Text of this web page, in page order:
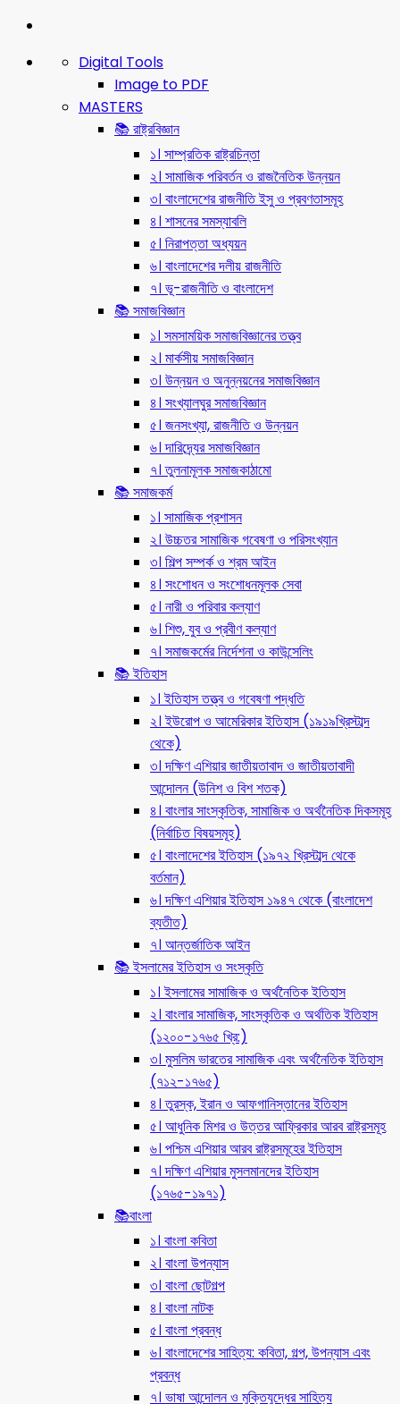
Digital Tools
Image to PDF
MASTERS
📚 রাষ্ট্রবিজ্ঞান
১। সাম্প্রতিক রাষ্ট্রচিন্তা
২। সামাজিক পরিবর্তন ও রাজনৈতিক উন্নয়ন
৩। বাংলাদেশের রাজনীতি ইসু ও প্রবণতাসমূহ
৪। শাসনের সমস্যাবলি
৫। নিরাপত্তা অধ্যয়ন
৬। বাংলাদেশের দলীয় রাজনীতি
৭। ভূ-রাজনীতি ও বাংলাদেশ
📚 সমাজবিজ্ঞান
১। সমসাময়িক সমাজবিজ্ঞানের তত্ত্ব
২। মার্কসীয় সমাজবিজ্ঞান
৩। উন্নয়ন ও অনুন্নয়নের সমাজবিজ্ঞান
৪। সংখ্যালঘুর সমাজবিজ্ঞান
৫। জনসংখ্যা, রাজনীতি ও উন্নয়ন
৬। দারিদ্র্যের সমাজবিজ্ঞান
৭। তুলনামূলক সমাজকাঠামো
📚 সমাজকর্ম
১। সামাজিক প্রশাসন
২। উচ্চতর সামাজিক গবেষণা ও পরিসংখ্যান
৩। শিল্প সম্পর্ক ও শ্রম আইন
৪। সংশোধন ও সংশোধনমূলক সেবা
৫। নারী ও পরিবার কল্যাণ
৬। শিশু, যুব ও প্রবীণ কল্যাণ
৭। সমাজকর্মের নির্দেশনা ও কাউন্সেলিং
📚 ইতিহাস
১। ইতিহাস তত্ত্ব ও গবেষণা পদ্ধতি
২। ইউরোপ ও আমেরিকার ইতিহাস (১৯১৯খ্রিস্টাব্দ
থেকে)
৩। দক্ষিণ এশিয়ার জাতীয়তাবাদ ও জাতীয়তাবাদী
আন্দোলন (উনিশ ও বিশ শতক)
৪। বাংলার সাংস্কৃতিক, সামাজিক ও অর্থনৈতিক দিকসমূহ
(নির্বাচিত বিষয়সমূহ)
৫। বাংলাদেশের ইতিহাস (১৯৭২ খ্রিস্টাব্দ থেকে
বর্তমান)
৬। দক্ষিণ এশিয়ার ইতিহাস ১৯৪৭ থেকে (বাংলাদেশ
ব্যতীত)
৭। আন্তর্জাতিক আইন
📚 ইসলামের ইতিহাস ও সংস্কৃতি
১। ইসলামের সামাজিক ও অর্থনৈতিক ইতিহাস
২। বাংলার সামাজিক, সাংস্কৃতিক ও অর্থতিক ইতিহাস
(১২০০-১৭৬৫ খ্রি:)
৩। মুসলিম ভারতের সামাজিক এবং অর্থনৈতিক ইতিহাস
(৭১২-১৭৬৫)
৪। তুরস্ক, ইরান ও আফগানিস্তানের ইতিহাস
৫। আধুনিক মিশর ও উত্তর আফ্রিকার আরব রাষ্ট্রসমূহ
৬। পশ্চিম এশিয়ার আরব রাষ্ট্রসমূহের ইতিহাস
৭। দক্ষিণ এশিয়ার মুসলমানদের ইতিহাস
(১৭৬৫-১৯৭১)
📚বাংলা
১। বাংলা কবিতা
২। বাংলা উপন্যাস
৩। বাংলা ছোটগল্প
৪। বাংলা নাটক
৫। বাংলা প্রবন্ধ
৬। বাংলাদেশের সাহিত্য: কবিতা, গল্প, উপন্যাস এবং
প্রবন্ধ
৭। ভাষা আন্দোলন ও মুক্তিযুদ্ধের সাহিত্য